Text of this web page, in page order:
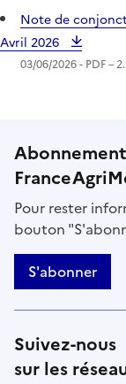
Note de
Avril 2026
03/06/2026 - PDF–
Pour rester
bouton
S'abonner
Suivez-nous
sur les